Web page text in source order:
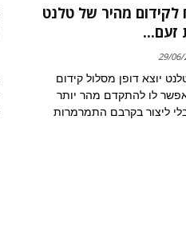
לקידום מהיר של טלנט
זעם...
29/06/
יוצא דופן מסלול קידום
לו להתקדם מהר יותר
ליצור בקרבם התמרמרות